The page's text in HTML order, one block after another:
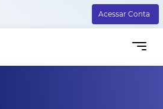
Acessar Conta